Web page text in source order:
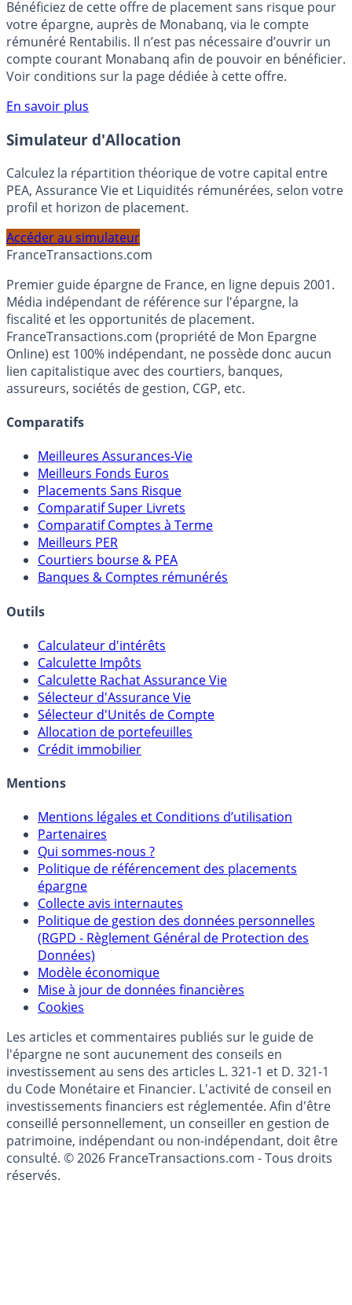
🎁 Bon plan épargne : 3% pendant 6 mois
Bénéficiez de cette offre de placement sans risque pour
votre épargne, auprès de Monabanq, via le compte
rémunéré Rentabilis. Il n’est pas nécessaire d’ouvrir un
Voir conditions sur la page dédiée à cette offre.
En savoir plus
Simulateur d'Allocation
Calculez la répartition théorique de votre capital entre
profil et horizon de placement.
FranceTransactions.com
Premier guide épargne de France, en ligne depuis 2001.
Média indépendant de référence sur l'épargne, la
fiscalité et les opportunités de placement.
FranceTransactions.com (propriété de Mon Epargne
Online) est 100% indépendant, ne possède donc aucun
assureurs, sociétés de gestion, CGP, etc.
Comparatifs
Meilleures Assurances-Vie
Meilleurs Fonds Euros
Placements Sans Risque
Comparatif Super Livrets
Comparatif Comptes à Terme
Meilleurs PER
Banques & Comptes rémunérés
Outils
Calculateur d'intérêts
Calculette Impôts
Calculette Rachat Assurance Vie
Sélecteur d'Assurance Vie
Sélecteur d'Unités de Compte
Crédit immobilier
Mentions
Mentions légales et Conditions d’utilisation
Partenaires
Qui sommes-nous ?
Politique de référencement des placements
épargne
Collecte avis internautes
Politique de gestion des données personnelles
(RGPD - Règlement Général de Protection des
Données)
Modèle économique
Cookies
Les articles et commentaires publiés sur le guide de
l'épargne ne sont aucunement des conseils en
investissement au sens des articles L. 321-1 et D. 321-1
du Code Monétaire et Financier. L'activité de conseil en
investissements financiers est réglementée. Afin d'être
conseillé personnellement, un conseiller en gestion de
patrimoine, indépendant ou non-indépendant, doit être